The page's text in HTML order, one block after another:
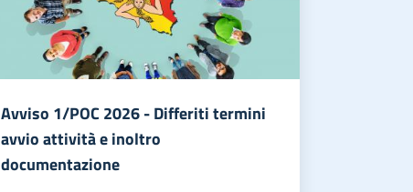
Avviso 1/POC 2026 - Differiti termini
avvio attività e inoltro
documentazione